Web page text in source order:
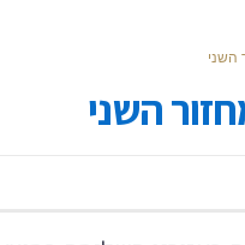
השני
השני